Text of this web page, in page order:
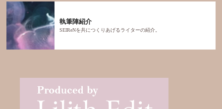
執筆陣紹介
SEIReNを共につくりあげるライターの紹介。